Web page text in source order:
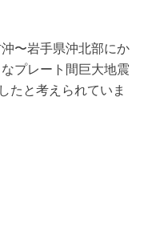
〜岩手県沖北部にか
プレート間巨大地震
たと考えられていま